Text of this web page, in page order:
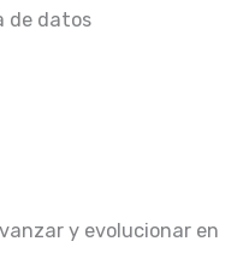
de datos
y evolucionar en